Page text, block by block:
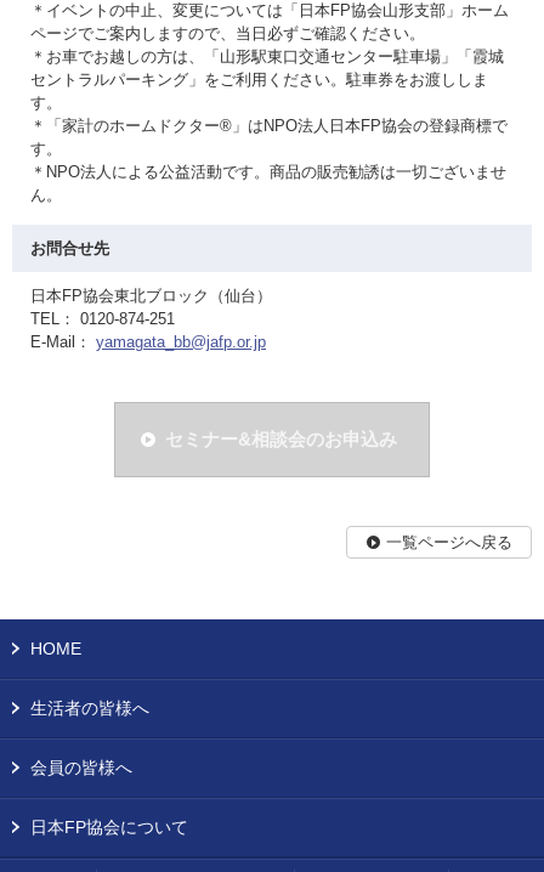
＊イベントの中止、変更については「日本FP協会山形支部」ホーム
ページでご案内しますので、当日必ずご確認ください。
＊お車でお越しの方は、「山形駅東口交通センター駐車場」「霞城
セントラルパーキング」をご利用ください。駐車券をお渡ししま
す。
＊「家計のホームドクター®」はNPO法人日本FP協会の登録商標で
す。
＊NPO法人による公益活動です。商品の販売勧誘は一切ございませ
ん。
お問合せ先
日本FP協会東北ブロック（仙台）
TEL： 0120-874-251
E-Mail： yamagata_bb@jafp.or.jp
セミナー&相談会のお申込み
一覧ページへ戻る
HOME
生活者の皆様へ
会員の皆様へ
日本FP協会について